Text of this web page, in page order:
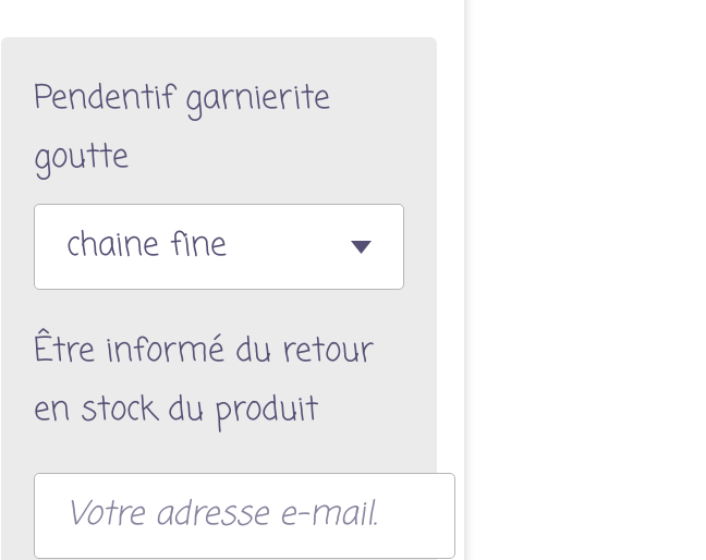
Pendentif garnierite
goutte
Être informé du retour
en stock du produit